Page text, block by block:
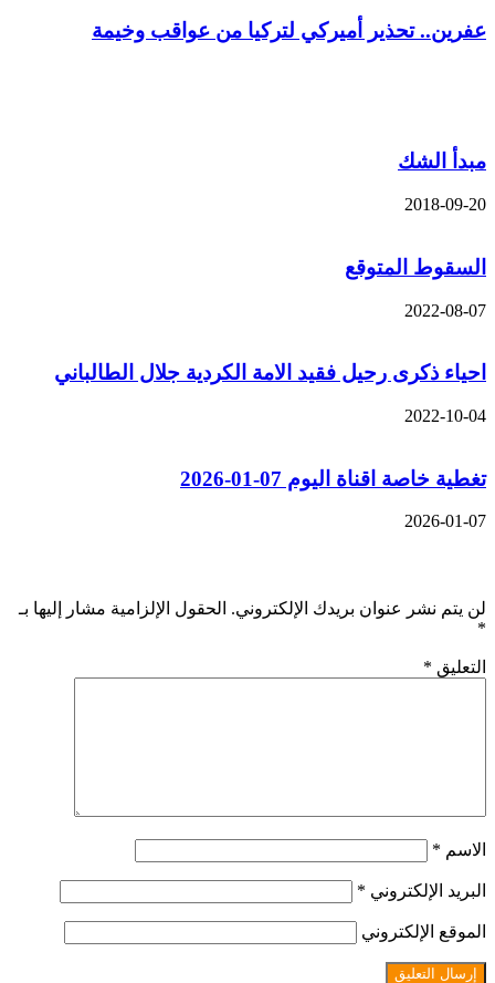
عفرين.. تحذير أميركي لتركيا من عواقب وخيمة
مبدأ الشك
2018-09-20
السقوط المتوقع
2022-08-07
احياء ذكرى رحيل فقيد الامة الكردية جلال الطالباني
2022-10-04
تغطية خاصة اقناة اليوم 07-01-2026
2026-01-07
لن يتم نشر عنوان بريدك الإلكتروني. الحقول الإلزامية مشار إليها بـ
*
التعليق *
الاسم *
البريد الإلكتروني *
الموقع الإلكتروني